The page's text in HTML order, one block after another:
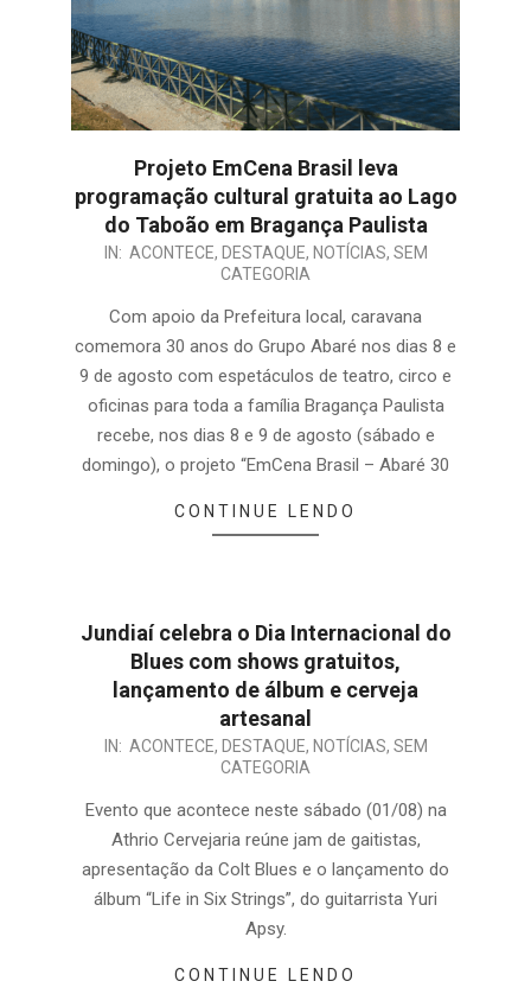
Projeto EmCena Brasil leva
programação cultural gratuita ao Lago
do Taboão em Bragança Paulista
IN: ACONTECE, DESTAQUE, NOTÍCIAS, SEM
CATEGORIA
Com apoio da Prefeitura local, caravana
comemora 30 anos do Grupo Abaré nos dias 8 e
9 de agosto com espetáculos de teatro, circo e
oficinas para toda a família Bragança Paulista
recebe, nos dias 8 e 9 de agosto (sábado e
domingo), o projeto “EmCena Brasil – Abaré 30
CONTINUE LENDO
Jundiaí celebra o Dia Internacional do
Blues com shows gratuitos,
lançamento de álbum e cerveja
artesanal
IN: ACONTECE, DESTAQUE, NOTÍCIAS, SEM
CATEGORIA
Evento que acontece neste sábado (01/08) na
Athrio Cervejaria reúne jam de gaitistas,
apresentação da Colt Blues e o lançamento do
álbum “Life in Six Strings”, do guitarrista Yuri
Apsy.
CONTINUE LENDO